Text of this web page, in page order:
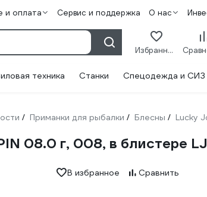
и оплата Сервис и поддержка О нас
Избранное
техника Станки Спецодежда и СИЗ
/ Приманки для рыбалки / Блесны / Lucky
08.0 г, 008, в блистере
В избранное Сравнить